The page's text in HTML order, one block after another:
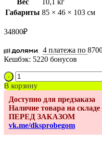
Вес
10,1 кг
Габариты 85 × 46 × 103 см
34800₽
4 платежа по
Кешбэк: 5220 бонусов
Количество
товара
Коляска
прогулочная
Anex
Air-
Z
Plus,
В корзину
Доступно для предзаказа
Наличие товара на
ПЕРЕД ЗАКАЗОМ
vk.me/dksprobegom